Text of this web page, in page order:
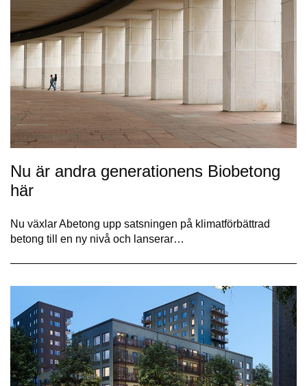
Nu är andra generationens Biobetong
här
Nu växlar Abetong upp satsningen på klimatförbättrad
betong till en ny nivå och lanserar…